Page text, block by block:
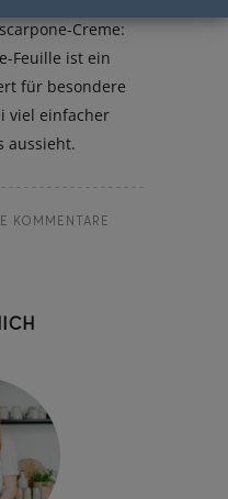
Creme:
Feuille ist ein
für besondere
viel einfacher
aussieht.
KOMMENTARE